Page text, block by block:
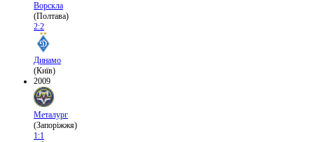
Ворскла
(Полтава)
2:2
Динамо
(Київ)
2009
Металург
(Запоріжжя)
1:1